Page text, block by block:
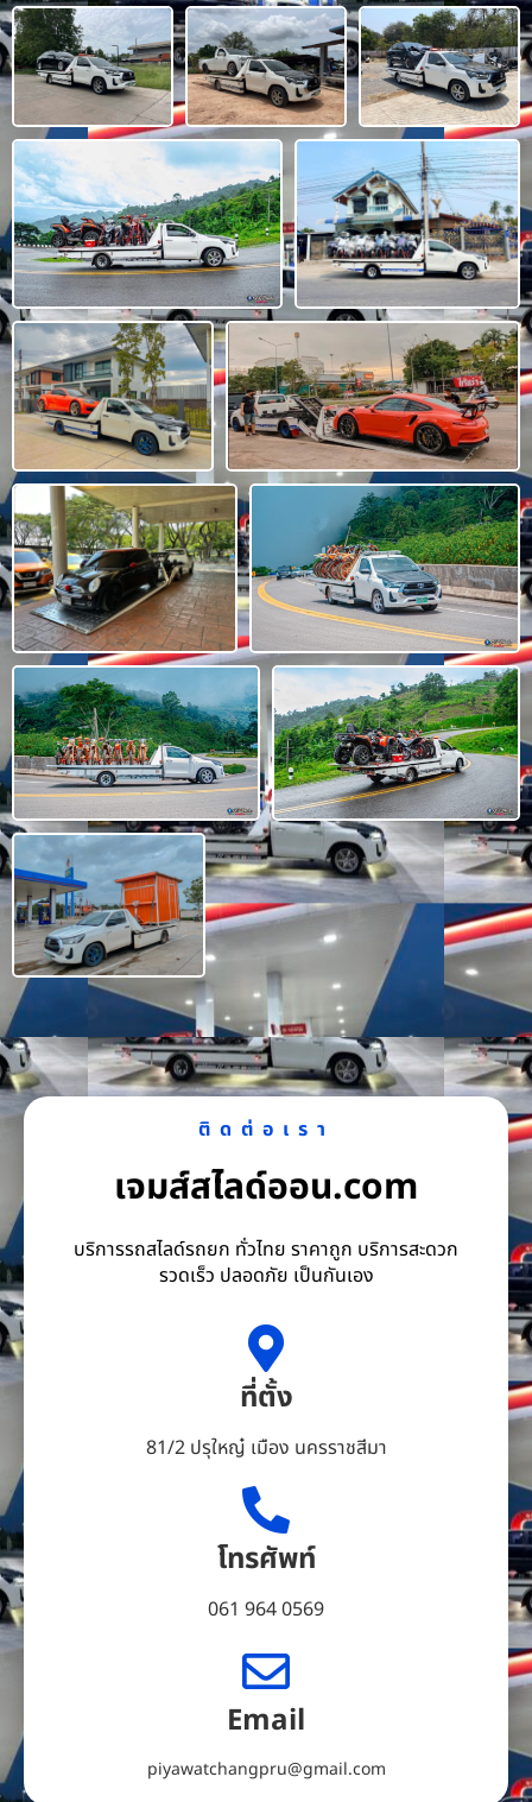
ติดต่อเรา
เจมส์สไลด์ออน.com
บริการรถสไลด์รถยก ทั่วไทย ราคาถูก บริการสะดวก
รวดเร็ว ปลอดภัย เป็นกันเอง
ที่ตั้ง
81/2 ปรุใหญ๋ เมือง นครราชสีมา
โทรศัพท์
061 964 0569
Email
piyawatchangpru@gmail.com